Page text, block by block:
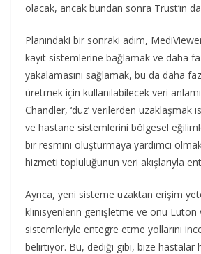
olacak, ancak bundan sonra Trust’ın
Planındaki bir sonraki adım,
kayıt sistemlerine bağlamak ve daha
yakalamasını sağlamak, bu da daha
üretmek için kullanılabilecek veri
Chandler, ‘düz’ verilerden uzaklaşmak
ve hastane sistemlerini bölgesel
bir resmini oluşturmaya yardımcı
hizmeti topluluğunun veri akışlarıyla
Ayrıca, yeni sisteme uzaktan erişim
klinisyenlerin genişletme ve onu Luton
sistemleriyle entegre etme yollarını
belirtiyor. Bu, dediği gibi, bize hastalar